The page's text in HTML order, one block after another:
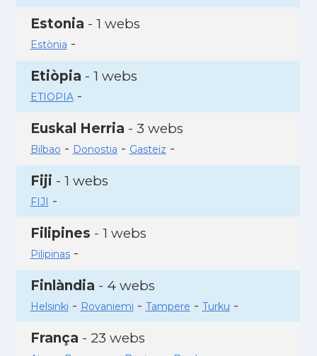
Estonia - 1 webs
Estònia -
Etiòpia - 1 webs
ETIOPIA-
Euskal Herria - 3 webs
Bilbao - Donostia - Gasteiz -
Fiji - 1 webs
FIJI -
Filipines - 1 webs
Pilipinas-
Finlàndia - 4 webs
Helsinki - Rovaniemi - Tampere - Turku -
França - 23 webs